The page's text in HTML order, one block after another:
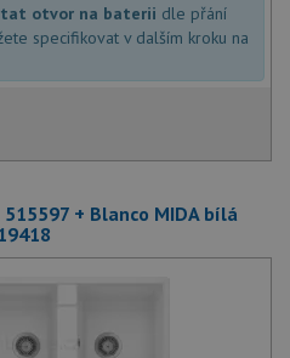
otvor na baterii dle přání
specifikovat v dalším kroku na
+ Blanco MIDA bílá